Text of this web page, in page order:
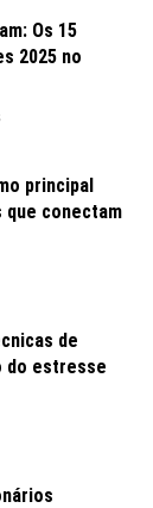
Os 15
2025 no
principal
que conectam
de
do estresse